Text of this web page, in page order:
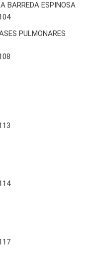
BARREDA ESPINOSA
PULMONARES